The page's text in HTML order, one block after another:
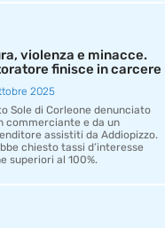
violenza e minacce.
finisce in carcere
2025
Sole di Corleone denunciato
commerciante e da un
assistiti da Addiopizzo.
chiesto tassi d’interesse
superiori al 100%.